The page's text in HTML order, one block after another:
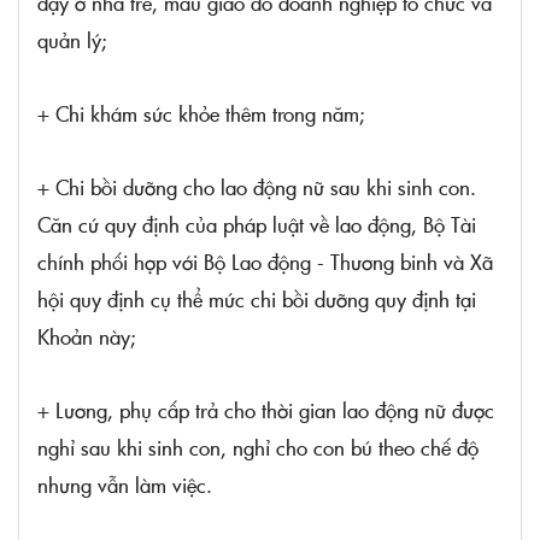
quản lý;
+ Chi khám sức khỏe thêm trong năm;
+ Chi bồi dưỡng cho lao động nữ sau khi sinh con.
Căn cứ quy định của pháp luật về lao động, Bộ Tài
chính phối hợp với Bộ Lao động - Thương binh và Xã
hội quy định cụ thể mức chi bồi dưỡng quy định tại
Khoản này;
+ Lương, phụ cấp trả cho thời gian lao động nữ được
nghỉ sau khi sinh con, nghỉ cho con bú theo chế độ
nhưng vẫn làm việc.